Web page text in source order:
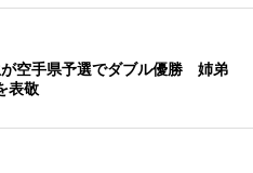
空手県予選でダブル優勝 姉弟
表敬